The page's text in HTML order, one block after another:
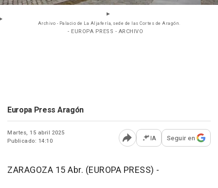
Archivo - Palacio de La Aljafería, sede de las Cortes de Aragón.
- EUROPA PRESS - ARCHIVO
Europa Press Aragón
Martes, 15 abril 2025
Publicado: 14:10
Abrir opciones para
IA Seguir en
ZARAGOZA 15 Abr. (EUROPA PRESS) -